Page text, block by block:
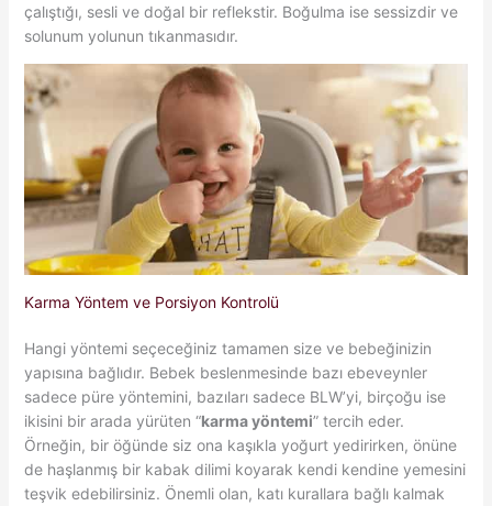
çalıştığı, sesli ve doğal bir reflekstir. Boğulma ise sessizdir ve
solunum yolunun tıkanmasıdır.
Karma Yöntem ve Porsiyon Kontrolü
Hangi yöntemi seçeceğiniz tamamen size ve bebeğinizin
yapısına bağlıdır. Bebek beslenmesinde bazı ebeveynler
sadece püre yöntemini, bazıları sadece BLW’yi, birçoğu ise
ikisini bir arada yürüten “karma yöntemi” tercih eder.
Örneğin, bir öğünde siz ona kaşıkla yoğurt yedirirken, önüne
de haşlanmış bir kabak dilimi koyarak kendi kendine yemesini
teşvik edebilirsiniz. Önemli olan, katı kurallara bağlı kalmak